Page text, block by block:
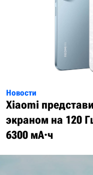
Новости
Xiaomi
экраном на 120
6300 мА·ч